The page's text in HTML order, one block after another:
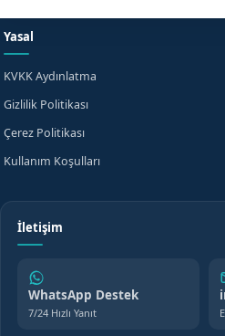
Yasal
KVKK Aydınlatma
Gizlilik Politikası
Çerez Politikası
Kullanım Koşulları
İletişim
WhatsApp Destek
7/24 Hızlı Yanıt